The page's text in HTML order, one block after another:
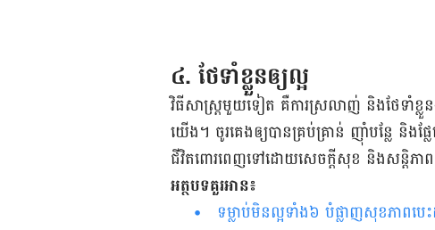
៤. ថែទាំ​​ខ្លួន​ឲ្យ​ល្អ
វិធីសាស្ត្រ​មួយ​ទៀត​ គឺ​​ការ​ស្រលាញ់ និង​ថែទាំ​ខ្លួ
យើង។ ចូរ​គេង​ឲ្យ​បាន​គ្រប់គ្រាន់​ ញ៉ាំ​បន្លែ និង​ផ្
ជីវិត​ពោរពេញ​ទៅ​ដោយ​សេចក្តី​សុខ និង​សន្តិភាព​ផ្
អត្ថបទគួរអាន៖
ទម្លាប់​មិន​ល្អ​ទាំង​៦​ បំផ្លាញ​សុខភាព​ប